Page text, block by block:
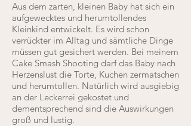
Aus dem zarten, kleinen Baby hat sich ein
aufgewecktes und herumtollendes
Kleinkind entwickelt. Es wird schon
verrückter im Alltag und sämtliche Dinge
müssen gut gesichert werden. Bei meinem
Cake Smash Shooting darf das Baby nach
Herzenslust die Torte, Kuchen zermatschen
und herumtollen. Natürlich wird ausgiebig
an der Leckerrei gekostet und
dementsprechend sind die Auswirkungen
groß und lustig.